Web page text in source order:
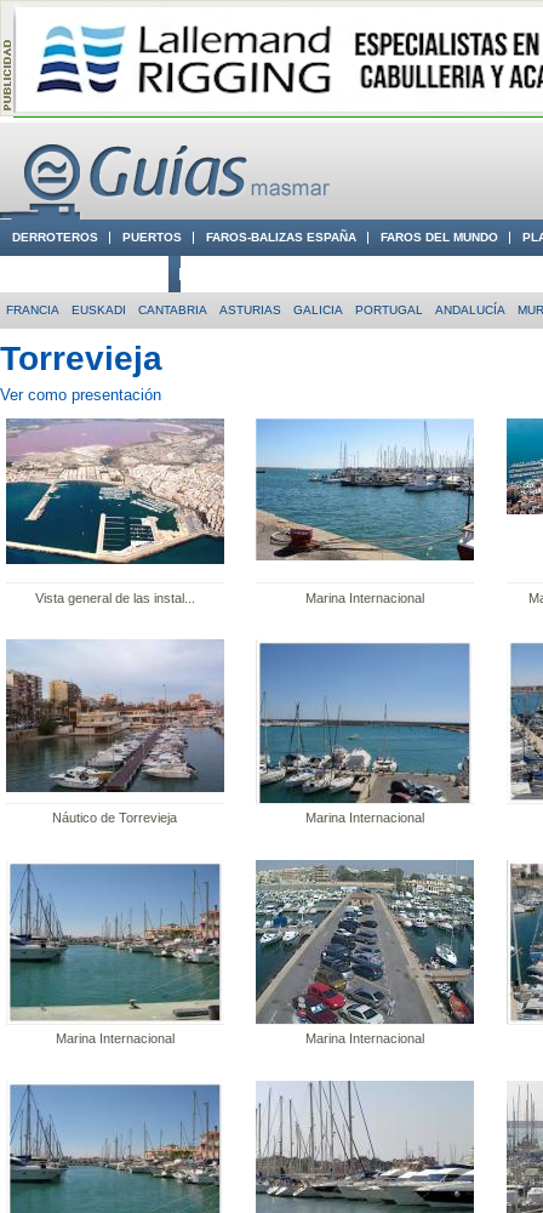
DERROTEROS PUERTOS FAROS-BALIZAS ESPAÑA FAROS DEL MUNDO
FRANCIA EUSKADI CANTABRIA ASTURIAS GALICIA PORTUGAL ANDALUCÍA
Torrevieja
Ver como presentación
Vista general de las instal... Marina Internacional
Náutico de Torrevieja Marina Internacional
Marina Internacional Marina Internacional